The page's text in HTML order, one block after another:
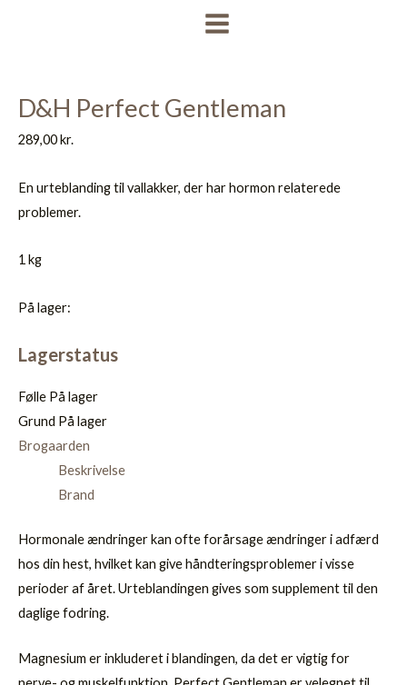
MAIN
D&H Perfect Gentleman
289,00kr.
En urteblanding til vallakker, der har hormon relaterede
problemer.
1 kg
På lager:
Lagerstatus
Følle På lager
Grund På lager
Brogaarden
Beskrivelse
Brand
Hormonale ændringer kan ofte forårsage ændringer i adfærd
hos din hest, hvilket kan give håndteringsproblemer i visse
perioder af året. Urteblandingen gives som supplement til den
daglige fodring.
Magnesium er inkluderet i blandingen, da det er vigtig for